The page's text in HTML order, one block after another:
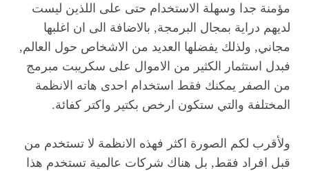
مؤمنة جدا وسهلة الاستخدام حتى على اللذين ليست
لديهم دراية بمجال البرمجة, بالاضافة الى ان اغلبها
مجاني, ولذلك يفضلها العديد من الاشخاص حول العالم,
فبدل استثمار الكثير من الاموال على سكريبت مبرمج
من الصفر يمكنك فقط استخدام احدى هاته الانظمة
المختلفة والتي ستكون ارخص بكتير واكتر كفائة.
ولأقرب لكم الصورة اكثر فهذه الانظمة لا تستخدم من
قبل افراد فقط, بل هناك شركات عالمية تستخدم هذا